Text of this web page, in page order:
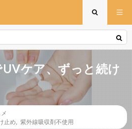
ケア、ずっと続け
止め 紫外線吸収剤不使用